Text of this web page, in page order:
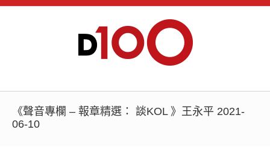
《聲音專欄 – 報章精選： 談KOL 》王永平 2021-
06-10